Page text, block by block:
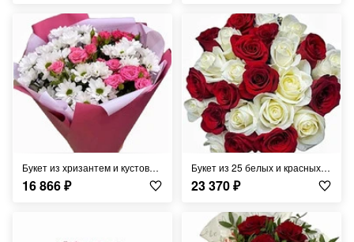
Букет из хризантем и кустовой розы
16 866₽
Букет из 25 белых и красных роз
23 370₽